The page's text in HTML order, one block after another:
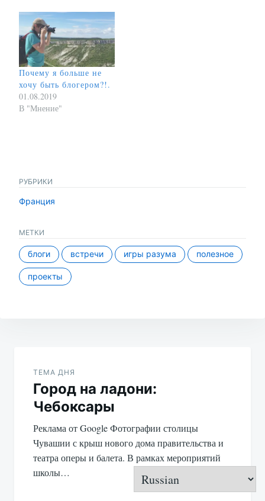
Почему я больше не
хочу быть блогером?!.
01.08.2019
В "Мнение"
РУБРИКИ
Франция
МЕТКИ
блоги встречи игры разума полезное
проекты
записям
ТЕМА ДНЯ
Город на ладони:
Чебоксары
Реклама от Google Фотографии столицы
Чувашии с крыш нового дома правительства и
театра оперы и балета. В рамках мероприятий
школы…